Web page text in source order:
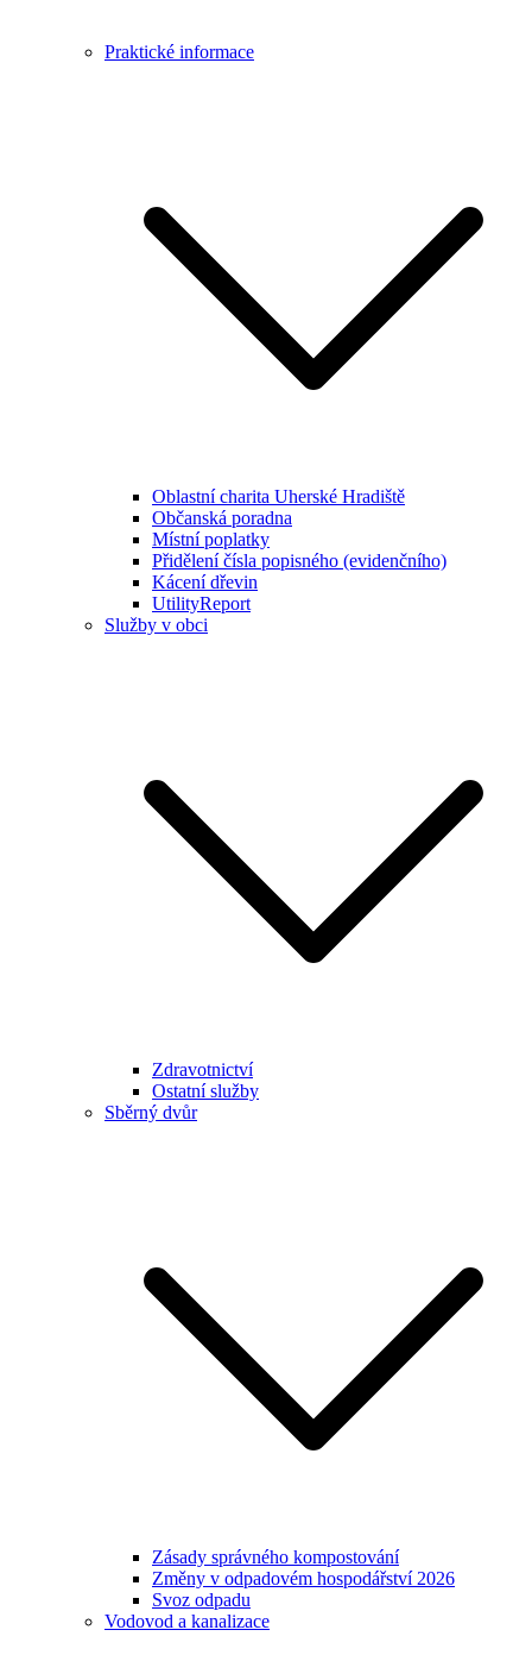
Praktické informace
Oblastní charita Uherské Hradiště
Občanská poradna
Místní poplatky
Přidělení čísla popisného (evidenčního)
Kácení dřevin
UtilityReport
Služby v obci
Zdravotnictví
Ostatní služby
Sběrný dvůr
Zásady správného kompostování
Změny v odpadovém hospodářství 2026
Svoz odpadu
Vodovod a kanalizace